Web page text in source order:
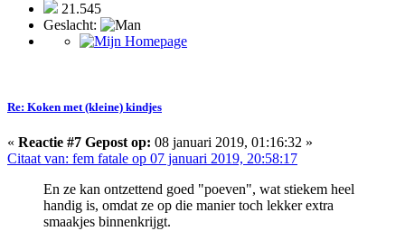
21.545
Geslacht:
Re: Koken met (kleine) kindjes
« Reactie #7 Gepost op: 08 januari 2019, 01:16:32 »
Citaat van: fem fatale op 07 januari 2019, 20:58:17
En ze kan ontzettend goed "poeven", wat stiekem heel
handig is, omdat ze op die manier toch lekker extra
smaakjes binnenkrijgt.